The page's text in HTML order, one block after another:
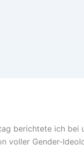
berichtete ich bei
voller Gender-